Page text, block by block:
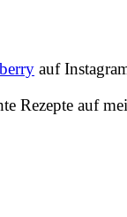
auf
Rezepte auf